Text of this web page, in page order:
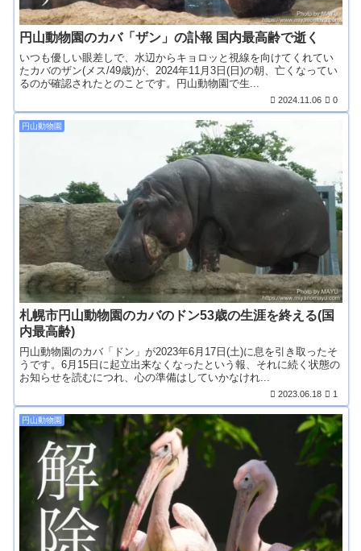
円山動物園のカバ「ザン」の訃報 国内最高齢で逝く
いつも優しい眼差しで、水辺からキョロッと視線を向けてくれてい
たカバのザン(メス/49歳)が、2024年11月3日(日)の朝、亡くなってい
るのが確認されたとのことです。円山動物園で生...
2024.11.06 0
円山動物園
札幌市円山動物園のカバのドン53歳の生涯を終える(国
内最高齢)
円山動物園のカバ「ドン」が2023年6月17日(土)に息を引き取ったそ
うです。6月15日に起立出来なくなったという報、それに続く状態の
お知らせを読むにつれ、心の準備はしていかなけれ...
2023.06.18 1
円山動物園